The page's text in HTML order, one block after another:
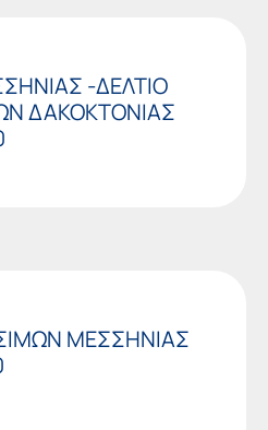
-ΔΕΛΤΙΟ
ΔΑΚΟΚΤΟΝΙΑΣ
ΜΕΣΣΗΝΙΑΣ